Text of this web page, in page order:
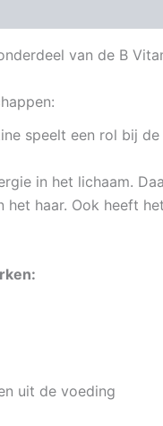
van de B
speelt een rol bij
in het lichaam.
haar. Ook heeft
uit de voeding